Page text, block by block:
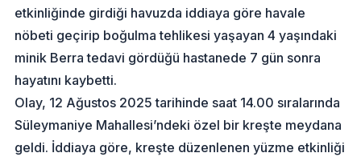
etkinliğinde girdiği havuzda iddiaya göre havale
nöbeti geçirip boğulma tehlikesi yaşayan 4 yaşındaki
minik Berra tedavi gördüğü hastanede 7 gün sonra
hayatını kaybetti.
Olay, 12 Ağustos 2025 tarihinde saat 14.00 sıralarında
Süleymaniye Mahallesi’ndeki özel bir kreşte meydana
geldi. İddiaya göre, kreşte düzenlenen yüzme etkinliği